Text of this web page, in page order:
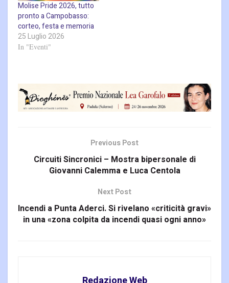
Molise Pride 2026, tutto
pronto a Campobasso:
corteo, festa e memoria
25 Luglio 2026
In "Eventi"
Previous Post
Circuiti Sincronici – Mostra bipersonale di
Giovanni Calemma e Luca Centola
Next Post
Incendi a Punta Aderci. Si rivelano «criticità gravi»
in una «zona colpita da incendi quasi ogni anno»